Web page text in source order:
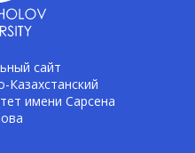
сайт
Казахстанский
имени Сарсена